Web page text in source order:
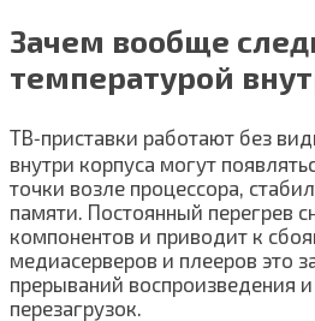
Зачем вообще
температурой
ТВ‑приставки работают без
внутри корпуса могут
точки возле процессора,
памяти. Постоянный перегрев
компонентов и приводит к
медиасерверов и плееров это
прерываний воспроизведения
перезагрузок.